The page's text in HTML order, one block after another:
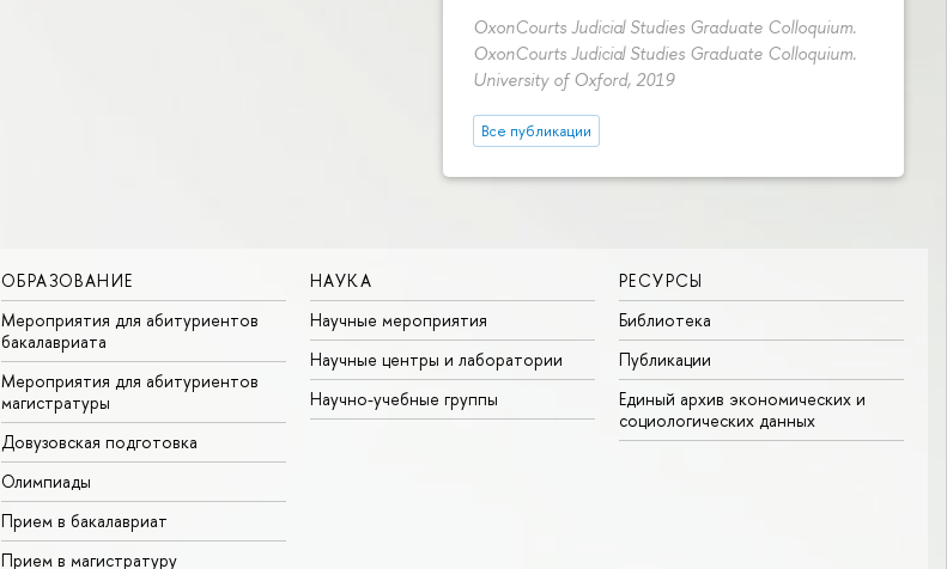
OxonCourts Judicial Studies Graduate Colloquium.
OxonCourts Judicial Studies Graduate Colloquium.
University of Oxford, 2019
Все публикации
ОБРАЗОВАНИЕ
Мероприятия для абитуриентов
бакалавриата
Мероприятия для абитуриентов
магистратуры
Довузовская подготовка
Олимпиады
Прием в бакалавриат
Прием в магистратуру
НАУКА
Научные мероприятия
Научные центры и лаборатории
Научно-учебные группы
РЕСУРСЫ
Библиотека
Публикации
Единый архив экономических и
социологических данных